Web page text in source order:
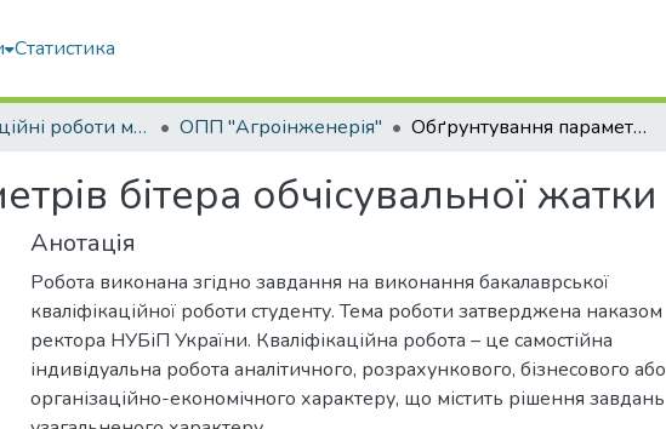
Статистика
Кваліфікаційні роботи магістрів ОПП "Агроінженерія" Обґрунтування параметрів бітера обчісувальної жатки
бітера обчісувальної жатки
Анотація
Робота виконана згідно завдання на виконання бакалаврської
кваліфікаційної роботи студенту. Тема роботи затверджена наказом
ректора НУБіП України. Кваліфікаційна робота – це самостійна
індивідуальна робота аналітичного, розрахункового, бізнесового або
організаційно-економічного характеру, що містить рішення завдань